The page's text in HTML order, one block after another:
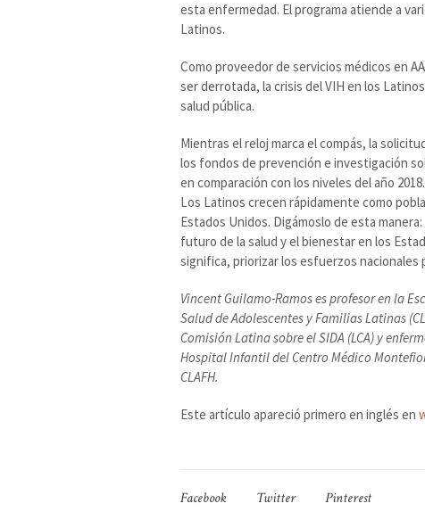
esta enfermedad. El programa atiende a
Latinos.
Como proveedor de servicios médicos en
ser derrotada, la crisis del VIH en los
salud pública.
Mientras el reloj marca el compás, la
los fondos de prevención e investigación
en comparación con los niveles del año 2018.
Los Latinos crecen rápidamente como
Estados Unidos. Digámoslo de esta
futuro de la salud y el bienestar en los
significa, priorizar los esfuerzos
Vincent Guilamo-Ramos es profesor en la
Salud de Adolescentes y Familias Latinas
Comisión Latina sobre el SIDA (LCA) y
Hospital Infantil del Centro Médico
CLAFH.
Este artículo apareció primero en inglés en
Facebook Twitter Pinterest